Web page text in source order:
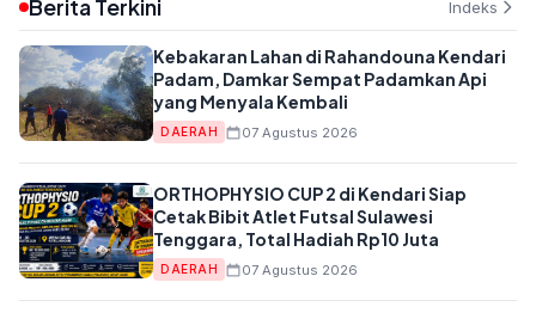
Berita Terkini Indeks
Kebakaran Lahan di Rahandouna Kendari
Padam, Damkar Sempat Padamkan Api
yang Menyala Kembali
DAERAH 07 Agustus 2026
ORTHOPHYSIO CUP 2 di Kendari Siap
Cetak Bibit Atlet Futsal Sulawesi
Tenggara, Total Hadiah Rp10 Juta
DAERAH 07 Agustus 2026